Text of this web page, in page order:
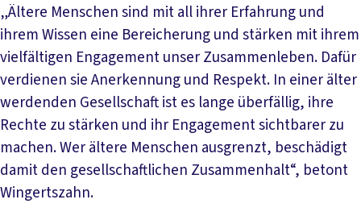
„Ältere Menschen sind mit all ihrer Erfahrung und
ihrem Wissen eine Bereicherung und stärken mit ihrem
vielfältigen Engagement unser Zusammenleben. Dafür
verdienen sie Anerkennung und Respekt. In einer älter
werdenden Gesellschaft ist es lange überfällig, ihre
Rechte zu stärken und ihr Engagement sichtbarer zu
machen. Wer ältere Menschen ausgrenzt, beschädigt
damit den gesellschaftlichen Zusammenhalt“, betont
Wingertszahn.